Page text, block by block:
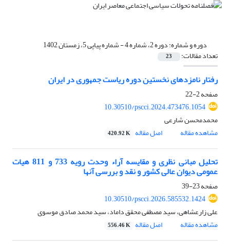
دوره و شماره:دوره 2، شماره 4 - شماره پیاپی 5، زمستان 1402
تعداد مقالات: 23
رفتار نامزدهای نخستین دوره ریاست جمهوری در ایران
صفحه2-22
10.30510/pscci.2024.473476.1054
محمدمحسن شارعی
مشاهده مقاله
اصل مقاله 420.92 K
تحلیل مبانی نظری و مقایسه آراء وحدت رویه 733 و 811 هیات
عمومی دیوان عالی کشور و نقد و بررسی آنها
صفحه23-39
10.30510/pscci.2026.585532.1424
علی زارعشاهی، سید مصطفی محقق داماد، سید محمد صادق موسوی
مشاهده مقاله
اصل مقاله 556.46 K